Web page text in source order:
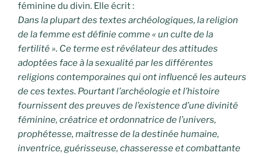
féminine du divin. Elle écrit :
Dans la plupart des textes archéologiques, la religion
de la femme est définie comme « un culte de la
fertilité ». Ce terme est révélateur des attitudes
adoptées face à la sexualité par les différentes
religions contemporaines qui ont influencé les auteurs
de ces textes. Pourtant l’archéologie et l’histoire
fournissent des preuves de l’existence d’une divinité
féminine, créatrice et ordonnatrice de l’univers,
prophétesse, maîtresse de la destinée humaine,
inventrice, guérisseuse, chasseresse et combattante